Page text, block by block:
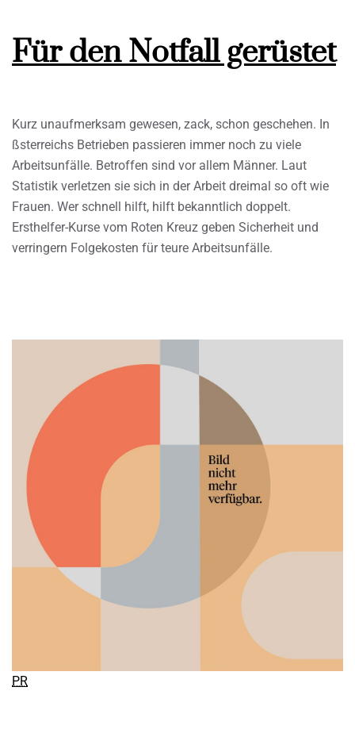
Für den Notfall gerüstet
Kurz unaufmerksam gewesen, zack, schon geschehen. In
ßsterreichs Betrieben passieren immer noch zu viele
Arbeitsunfälle. Betroffen sind vor allem Männer. Laut
Statistik verletzen sie sich in der Arbeit dreimal so oft wie
Frauen. Wer schnell hilft, hilft bekanntlich doppelt.
Ersthelfer-Kurse vom Roten Kreuz geben Sicherheit und
verringern Folgekosten für teure Arbeitsunfälle.
PR